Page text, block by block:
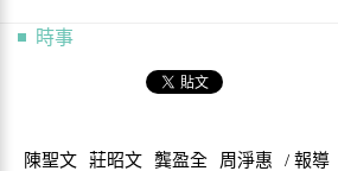
時事
陳聖文 莊昭文 龔盈全 周淨惠 / 報導